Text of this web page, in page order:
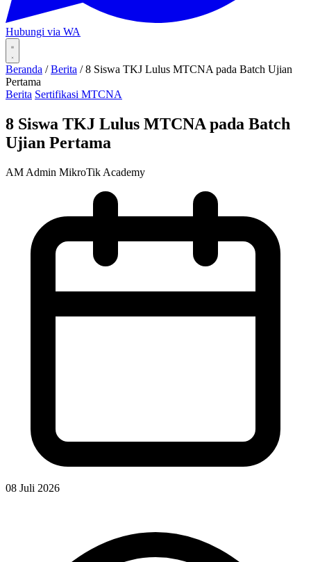
Hubungi via WA
Beranda / Berita / 8 Siswa TKJ Lulus MTCNA pada Batch Ujian
Pertama
Berita Sertifikasi MTCNA
8 Siswa TKJ Lulus MTCNA pada Batch
Ujian Pertama
AM Admin MikroTik Academy
08 Juli 2026